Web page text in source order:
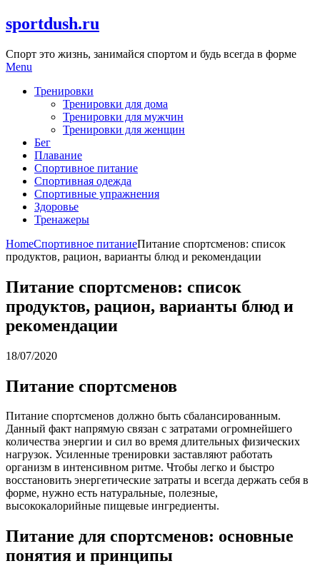
Skip
to
sportdush.ru
Спорт это жизнь, занимайся спортом и будь всегда в форме
Menu
Тренировки
Тренировки для дома
Тренировки для мужчин
Тренировки для женщин
Бег
Плавание
Спортивное питание
Спортивная одежда
Спортивные упражнения
Здоровье
Тренажеры
HomeСпортивное питаниеПитание спортсменов: список
продуктов, рацион, варианты блюд и рекомендации
Питание спортсменов: список
продуктов, рацион, варианты блюд и
рекомендации
18/07/2020
Питание спортсменов
Питание спортсменов должно быть сбалансированным.
Данный факт напрямую связан с затратами огромнейшего
количества энергии и сил во время длительных физических
нагрузок. Усиленные тренировки заставляют работать
организм в интенсивном ритме. Чтобы легко и быстро
восстановить энергетические затраты и всегда держать себя в
форме, нужно есть натуральные, полезные,
высококалорийные пищевые ингредиенты.
Питание для спортсменов: основные
понятия и принципы